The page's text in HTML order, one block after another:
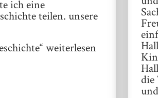
ich eine
teilen. unsere
weiterlesen
die